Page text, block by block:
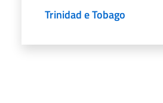
Trinidad e Tobago